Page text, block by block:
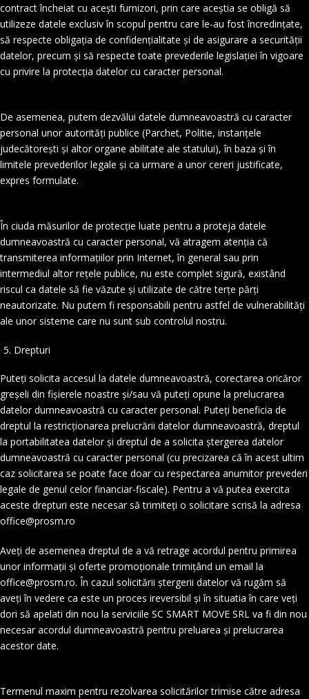
contract încheiat cu acești furnizori, prin care aceștia se obligă să
utilizeze datele exclusiv în scopul pentru care le-au fost încredințate,
să respecte obligația de confidențialitate și de asigurare a securității
datelor, precum și să respecte toate prevederile legislației în vigoare
cu privire la protecția datelor cu caracter personal.
De asemenea, putem dezvălui datele dumneavoastră cu caracter
personal unor autorități publice (Parchet, Politie, instanțele
judecătorești și altor organe abilitate ale statului), în baza și în
limitele prevederilor legale și ca urmare a unor cereri justificate,
expres formulate.
În ciuda măsurilor de protecție luate pentru a proteja datele
dumneavoastră cu caracter personal, vă atragem atenția că
transmiterea informațiilor prin Internet, în general sau prin
intermediul altor rețele publice, nu este complet sigură, existând
riscul ca datele să fie văzute și utilizate de către terțe părți
neautorizate. Nu putem fi responsabili pentru astfel de vulnerabilități
ale unor sisteme care nu sunt sub controlul nostru.
Drepturi
Puteți solicita accesul la datele dumneavoastră, corectarea oricăror
greșeli din fișierele noastre și/sau vă puteți opune la prelucrarea
datelor dumneavoastră cu caracter personal. Puteți beneficia de
dreptul la restricționarea prelucrării datelor dumneavoastră, dreptul
la portabilitatea datelor și dreptul de a solicita ștergerea datelor
dumneavoastră cu caracter personal (cu precizarea că în acest ultim
caz solicitarea se poate face doar cu respectarea anumitor prevederi
legale de genul celor financiar-fiscale). Pentru a vă putea exercita
aceste drepturi este necesar să trimiteți o solicitare scrisă la adresa
office@prosm.ro
Aveți de asemenea dreptul de a vă retrage acordul pentru primirea
unor informații și oferte promoționale trimițând un email la
office@prosm.ro. În cazul solicitării ștergerii datelor vă rugăm să
aveți în vedere ca este un proces ireversibil și în situatia în care veți
dori să apelati din nou la serviciile SC SMART MOVE SRL va fi din nou
necesar acordul dumneavoastră pentru preluarea și prelucrarea
acestor date.
Termenul maxim pentru rezolvarea solicitărilor trimise către adresa